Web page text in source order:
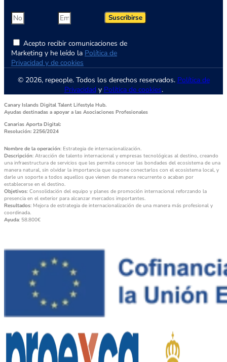
Acepto recibir comunicaciones de
Marketing y he leído la Política de
Privacidad y de cookies
Suscribirse
© 2026, repeople. Todos los derechos reservados. Política de
Privacidad y Política de cookies.
Canary Islands Digital Talent Lifestyle Hub.
Ayudas destinadas a apoyar a las Asociaciones Profesionales
Canarias Aporta Digital:
Resolución: 2256/2024
Nombre de la operación: Estrategia de internacionalización.
Descripción: Atracción de talento internacional y empresas tecnológicas al destino, creando
una infraestructura de servicios que les permita conocer las bondades del ecosistema de una
manera natural, sin olvidar la importancia que supone conectarlos con el ecosistema local, y
darle un soporte a todos aquellos que vienen de manera recurrente o acaban por
establecerse en el destino.
Objetivos: Consolidación del equipo y planes de promoción internacional reforzando la
presencia en el exterior para alcanzar mercados importantes.
Resultados: Mejora de estrategia de internacionalización de una manera más profesional y
coordinada.
Ayuda: 58.800€